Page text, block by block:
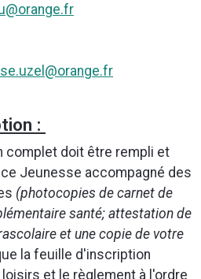
:
complet doit être rempli et
Jeunesse accompagné des
(photocopies de carnet de
santé; attestation de
et une copie de votre
la feuille d'inscription
et le règlement à l'ordre